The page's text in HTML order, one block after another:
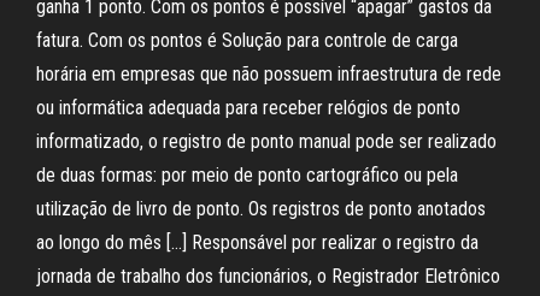
ganha 1 ponto. Com os pontos é possível “apagar” gastos da
fatura. Com os pontos é Solução para controle de carga
horária em empresas que não possuem infraestrutura de rede
ou informática adequada para receber relógios de ponto
informatizado, o registro de ponto manual pode ser realizado
de duas formas: por meio de ponto cartográfico ou pela
utilização de livro de ponto. Os registros de ponto anotados
ao longo do mês […] Responsável por realizar o registro da
jornada de trabalho dos funcionários, o Registrador Eletrônico